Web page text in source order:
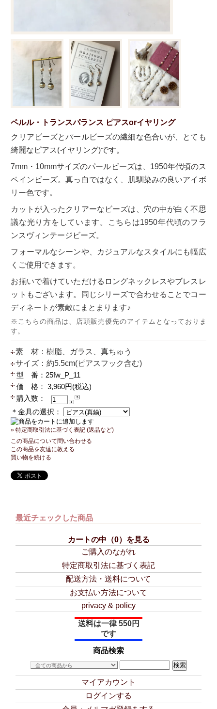
ペルル・トランスパランス ピアスorイヤリング
クリアビーズとパールビーズの繊細な色合いが、とても
綺麗なピアス(イヤリング)です。
7mm・10mmサイズのパールビーズは、1950年代頃のス
ペインビーズ。真っ白ではなく、肌馴染みの良いアイボ
リー色です。
カットが入ったクリアーなビーズは、穴の中が白く不思
議な光り方をしています。こちらは1950年代頃のフラ
ンスヴィンテージビーズ。
フォーマルなシーンや、カジュアルなスタイルにも幅広
くご使用できます。
お揃いで着けていただけるロングネックレスやブレスレ
ットもございます。同じシリーズで合わせることでコー
ディネートが素敵にまとまります♪
※こちらの商品は、店頭販売優先のアイテムとなっておりま
す。
素 材：樹脂、ガラス、真ちゅう
サイズ：約5.5cm(ピアスフック含む)
型 番：25fw_P_11
価 格： 3,960円(税込)
購入数：
＊金具の選択：
» 特定商取引法に基づく表記 (返品など)
この商品について問い合わせる
この商品を友達に教える
買い物を続ける
最近チェックした商品
カートの中（0）を見る
ご購入のながれ
特定商取引法に基づく表記
配送方法・送料について
お支払い方法について
privacy & policy
送料は一律 550円
です
商品検索
マイアカウント
ログインする